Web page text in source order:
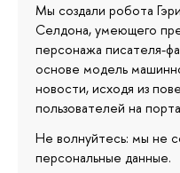
Мы создали робота
Селдона, умеющего
персонажа писателя-
основе модель
новости, исходя из
пользователей на
Не волнуйтесь: мы не
персональные данные.